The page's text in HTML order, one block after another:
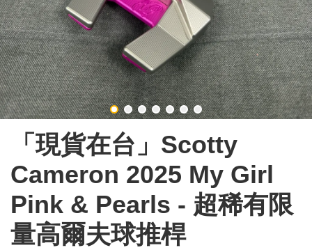
「現貨在台」Scotty
Cameron 2025 My Girl
Pink & Pearls - 超稀有限
量高爾夫球推桿